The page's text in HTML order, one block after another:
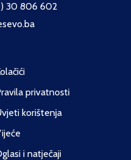
30 806 602
privatnosti
korištenja
i natječaji